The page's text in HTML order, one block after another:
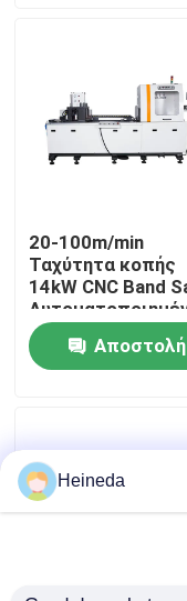
Περίπου εμείς
Γύρος
Ποιοτικός
Μας ελάτε σε
Ζητήστε ένα
CNC κυκλικό
20-100m/min
Ταχύτητα κοπής
14kW CNC Band
εκκένωση
πριονιστικής
Αποστολή
Heineda